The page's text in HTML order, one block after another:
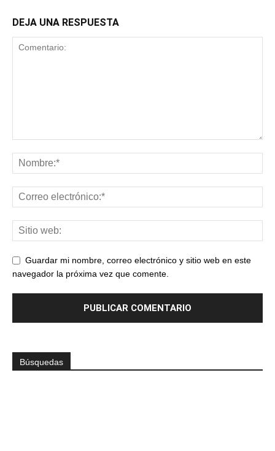
DEJA UNA RESPUESTA
Guardar mi nombre, correo electrónico y sitio web en este
navegador la próxima vez que comente.
Búsquedas